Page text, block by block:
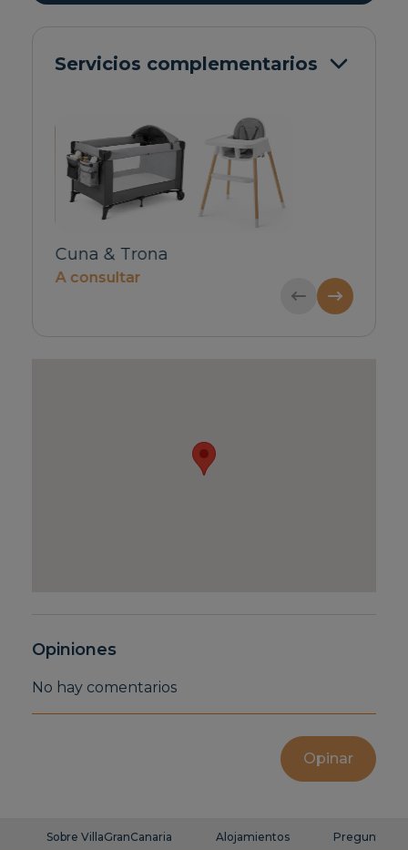
Servicios complementarios
Cuna & Trona
A consultar
de 1 a 4
63€ / Reserva
Opiniones
No hay comentarios
Opinar
Sobre VillaGranCanaria Alojamientos Preguntas